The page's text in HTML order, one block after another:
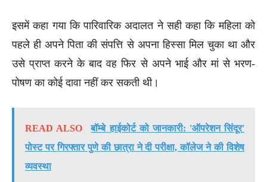
इसमें कहा गया कि पारिवारिक अदालत ने सही कहा कि महिला को
पहले ही अपने पिता की संपत्ति से अपना हिस्सा मिल चुका था और
उसे प्राप्त करने के बाद वह फिर से अपने भाई और मां से भरण-
पोषण का कोई दावा नहीं कर सकती थी।
READ ALSO
बॉम्बे हाईकोर्ट को जानकारी: 'ऑपरेशन सिंदूर'
पोस्ट पर गिरफ्तार पुणे की छात्रा ने दी परीक्षा, कॉलेज ने की विशेष
व्यवस्था